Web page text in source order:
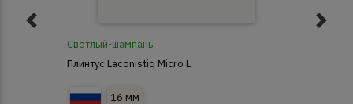
Светлый-шампань
Плинтус Laconistiq Micro L
16 мм